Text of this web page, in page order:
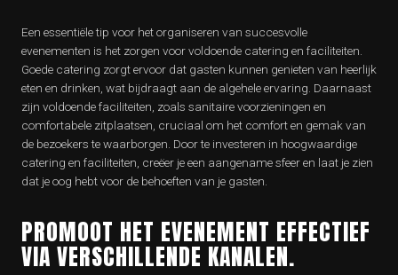
Een essentiële tip voor het organiseren van succesvolle
evenementen is het zorgen voor voldoende catering en faciliteiten.
Goede catering zorgt ervoor dat gasten kunnen genieten van heerlijk
eten en drinken, wat bijdraagt aan de algehele ervaring. Daarnaast
zijn voldoende faciliteiten, zoals sanitaire voorzieningen en
comfortabele zitplaatsen, cruciaal om het comfort en gemak van
de bezoekers te waarborgen. Door te investeren in hoogwaardige
catering en faciliteiten, creëer je een aangename sfeer en laat je zien
dat je oog hebt voor de behoeften van je gasten.
PROMOOT HET EVENEMENT EFFECTIEF
VIA VERSCHILLENDE KANALEN.